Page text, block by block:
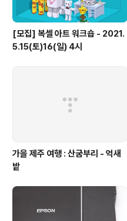
[모집] 복셀 아트 워크숍 - 2021.
5.15(토)16(일) 4시
가을 제주 여행 : 산굼부리 - 억새
밭